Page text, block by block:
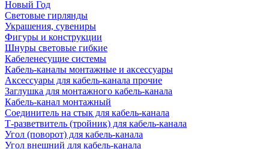
Новый Год
Световые гирлянды
Украшения, сувениры
Фигуры и конструкции
Шнуры световые гибкие
Кабеленесущие системы
Кабель-каналы монтажные и аксессуары
Аксессуары для кабель-канала прочие
Заглушка для монтажного кабель-канала
Кабель-канал монтажный
Соединитель на стык для кабель-канала
Т-разветвитель (тройник) для кабель-канала
Угол (поворот) для кабель-канала
Угол внешний для кабель-канала